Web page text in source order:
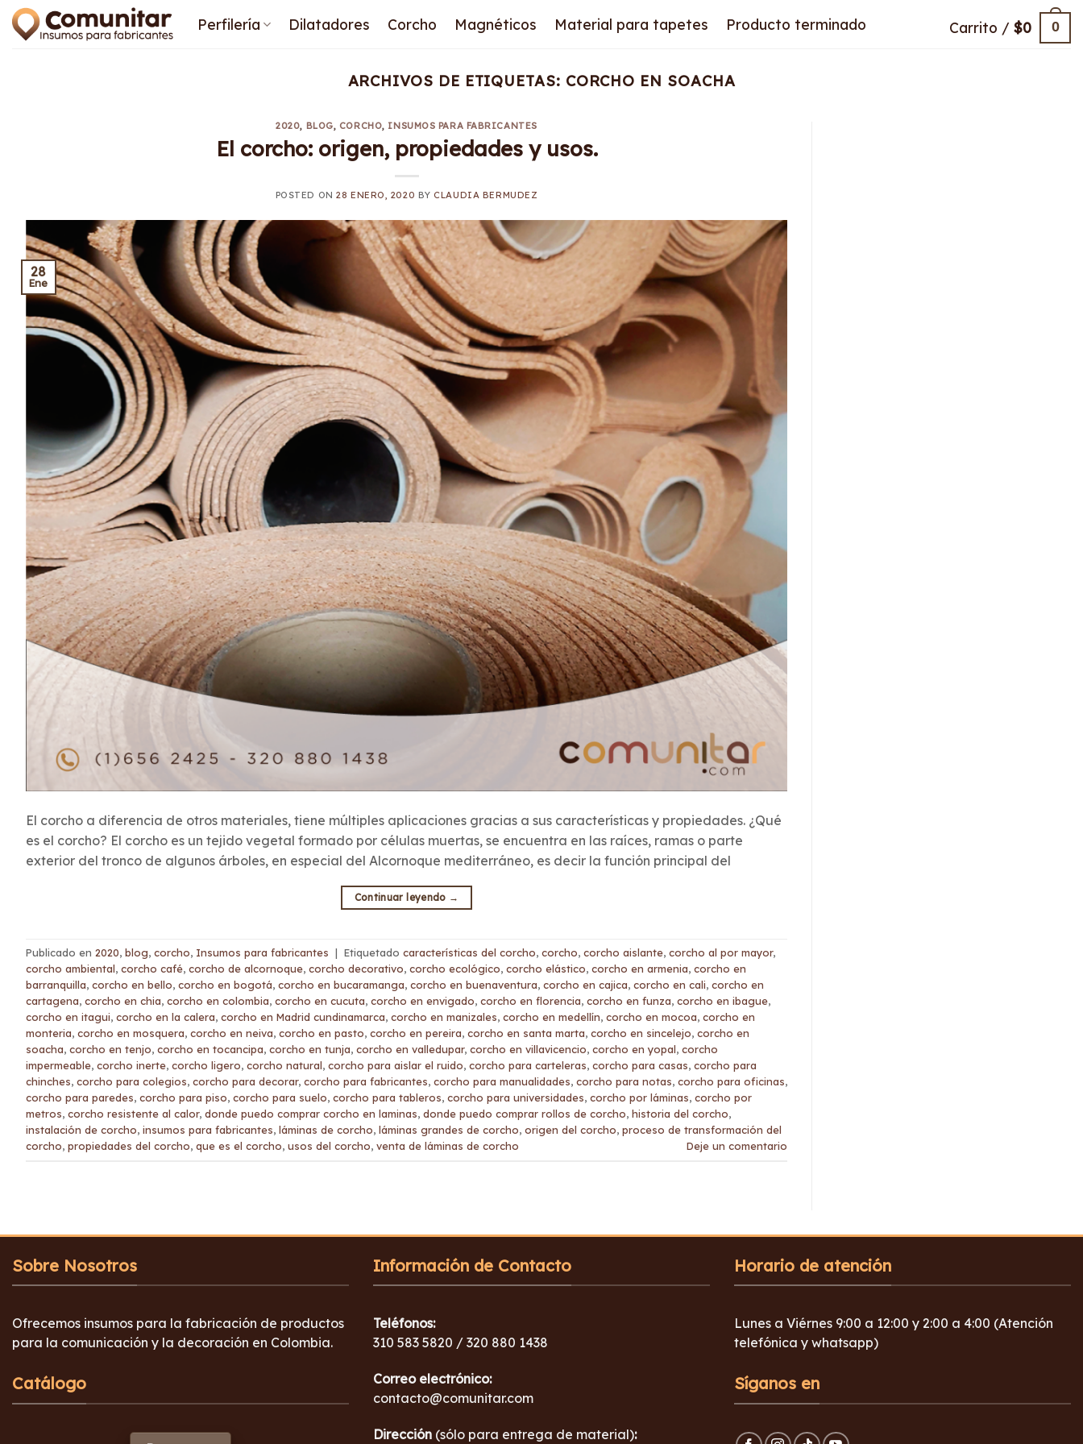
Saltar
Perfilería Dilatadores Corcho Magnéticos Material para tapetes Producto terminado Carrito /$0 0
ARCHIVOS DE ETIQUETAS: CORCHO EN SOACHA
2020, BLOG, CORCHO, INSUMOS PARA FABRICANTES
El corcho: origen, propiedades y usos.
POSTED ON28 ENERO, 2020 BYCLAUDIA BERMUDEZ
28
Ene
El corcho a diferencia de otros materiales, tiene múltiples aplicaciones gracias a sus características y propiedades. ¿Qué
es el corcho? El corcho es un tejido vegetal formado por células muertas, se encuentra en las raíces, ramas o parte
exterior del tronco de algunos árboles, en especial del Alcornoque mediterráneo, es decir la función principal del
Continuar leyendo →
Publicado en 2020, blog, corcho, Insumos para fabricantes | Etiquetado características del corcho, corcho, corcho aislante, corcho al por mayor,
corcho ambiental, corcho café, corcho de alcornoque, corcho decorativo, corcho ecológico, corcho elástico, corcho en armenia, corcho en
barranquilla, corcho en bello, corcho en bogotá, corcho en bucaramanga, corcho en buenaventura, corcho en cajica, corcho en cali, corcho en
cartagena, corcho en chia, corcho en colombia, corcho en cucuta, corcho en envigado, corcho en florencia, corcho en funza, corcho en ibague,
corcho en itagui, corcho en la calera, corcho en Madrid cundinamarca, corcho en manizales, corcho en medellín, corcho en mocoa, corcho en
monteria, corcho en mosquera, corcho en neiva, corcho en pasto, corcho en pereira, corcho en santa marta, corcho en sincelejo, corcho en
soacha, corcho en tenjo, corcho en tocancipa, corcho en tunja, corcho en valledupar, corcho en villavicencio, corcho en yopal, corcho
impermeable, corcho inerte, corcho ligero, corcho natural, corcho para aislar el ruido, corcho para carteleras, corcho para casas, corcho para
chinches, corcho para colegios, corcho para decorar, corcho para fabricantes, corcho para manualidades, corcho para notas, corcho para oficinas,
corcho para paredes, corcho para piso, corcho para suelo, corcho para tableros, corcho para universidades, corcho por láminas, corcho por
metros, corcho resistente al calor, donde puedo comprar corcho en laminas, donde puedo comprar rollos de corcho, historia del corcho,
instalación de corcho, insumos para fabricantes, láminas de corcho, láminas grandes de corcho, origen del corcho, proceso de transformación del
corcho, propiedades del corcho, que es el corcho, usos del corcho, venta de láminas de corcho Deje un comentario
Sobre Nosotros
Ofrecemos insumos para la fabricación de productos
para la comunicación y la decoración en Colombia.
Catálogo
Información de Contacto
Teléfonos:
310 583 5820 / 320 880 1438
Correo electrónico:
contacto@comunitar.com
Dirección (sólo para entrega de material):
Horario de atención
Lunes a Viérnes 9:00 a 12:00 y 2:00 a 4:00 (Atención
telefónica y whatsapp)
Síganos en